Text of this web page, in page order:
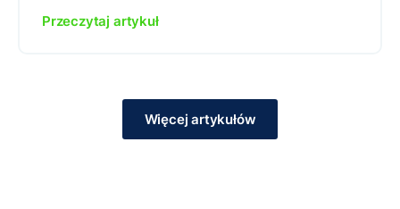
Przeczytaj artykuł
Więcej artykułów